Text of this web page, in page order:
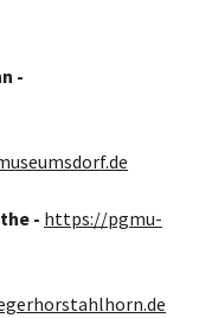
-
- https://pgmu-